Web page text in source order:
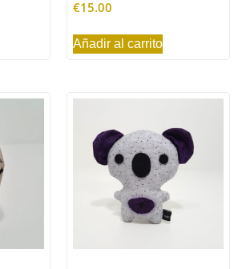
€15.00
Añadir al carrito